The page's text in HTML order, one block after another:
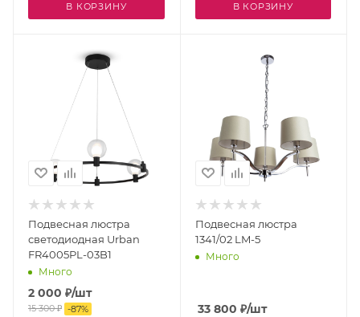
В КОРЗИНУ В КОРЗИНУ
Подвесная люстра
светодиодная Urban
FR4005PL-03B1
Много
2 000 ₽/шт
15 300₽ -87%
Подвесная люстра
1341/02 LM-5
Много
33 800 ₽/шт